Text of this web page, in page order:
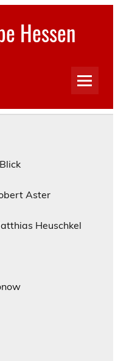
Hessen
Aster
Heuschkel